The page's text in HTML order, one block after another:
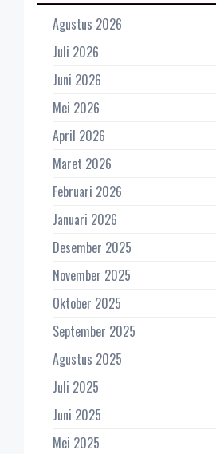
Agustus 2026
Juli 2026
Juni 2026
Mei 2026
April 2026
Maret 2026
Februari 2026
Januari 2026
Desember 2025
November 2025
Oktober 2025
September 2025
Agustus 2025
Juli 2025
Juni 2025
Mei 2025